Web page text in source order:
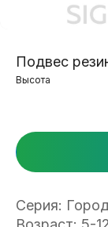
Подвес
Высота
Серия: